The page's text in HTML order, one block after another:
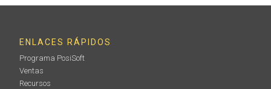
ENLACES RÁPIDOS
Programa PosiSoft
Ventas
Recursos